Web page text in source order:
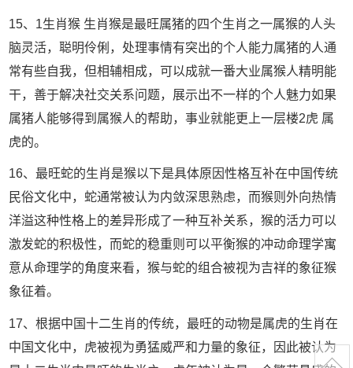
15、1生肖猴 生肖猴是最旺属猪的四个生肖之一属猴的人头
脑灵活，聪明伶俐，处理事情有突出的个人能力属猪的人通
常有些自我，但相辅相成，可以成就一番大业属猴人精明能
干，善于解决社交关系问题，展示出不一样的个人魅力如果
属猪人能够得到属猴人的帮助，事业就能更上一层楼2虎 属
虎的。
16、最旺蛇的生肖是猴以下是具体原因性格互补在中国传统
民俗文化中，蛇通常被认为内敛深思熟虑，而猴则外向热情
洋溢这种性格上的差异形成了一种互补关系，猴的活力可以
激发蛇的积极性，而蛇的稳重则可以平衡猴的冲动命理学寓
意从命理学的角度来看，猴与蛇的组合被视为吉祥的象征猴
象征着。
17、根据中国十二生肖的传统，最旺的动物是属虎的生肖在
中国文化中，虎被视为勇猛威严和力量的象征，因此被认为